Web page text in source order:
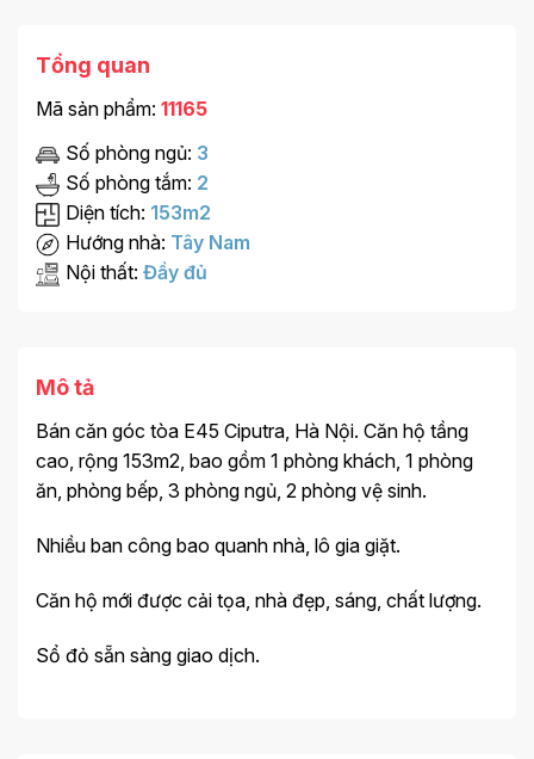
Tổng quan
Mã sản phẩm: 11165
Số phòng ngủ: 3
Số phòng tắm: 2
Diện tích: 153m2
Hướng nhà: Tây Nam
Nội thất: Đầy đủ
Mô tả
Bán căn góc tòa E45 Ciputra, Hà Nội. Căn hộ tầng
cao, rộng 153m2, bao gồm 1 phòng khách, 1 phòng
ăn, phòng bếp, 3 phòng ngủ, 2 phòng vệ sinh.
Nhiều ban công bao quanh nhà, lô gia giặt.
Căn hộ mới được cải tọa, nhà đẹp, sáng, chất lượng.
Sổ đỏ sẵn sàng giao dịch.